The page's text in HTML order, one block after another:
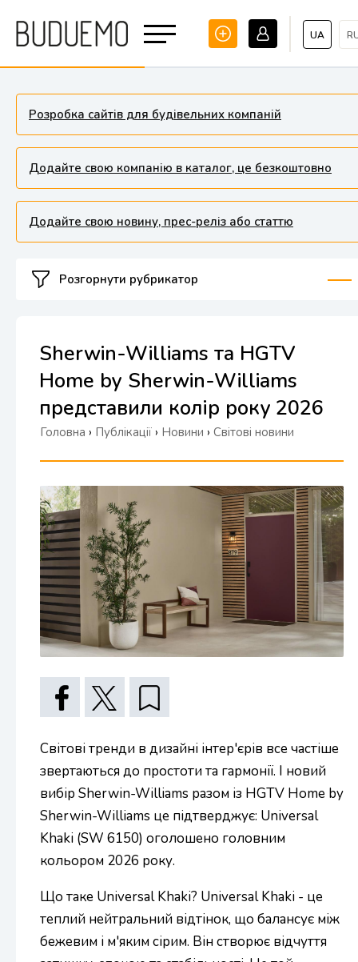
UA
Розробка сайтів для будівельних компаній
Додайте свою компанію в каталог, це безкоштовно
Додайте свою новину, прес-реліз або статтю
Розгорнути рубрикатор
Sherwin-Williams та HGTV
Home by Sherwin-Williams
представили колір року 2026
Головна › Публікації › Новини › Світові новини
Світові тренди в дизайні інтер'єрів все частіше
звертаються до простоти та гармонії. І новий
вибір Sherwin-Williams разом із HGTV Home by
Sherwin-Williams це підтверджує: Universal
Khaki (SW 6150) оголошено головним
кольором 2026 року.
Що таке Universal Khaki? Universal Khaki - це
теплий нейтральний відтінок, що балансує між
бежевим і м'яким сірим. Він створює відчуття